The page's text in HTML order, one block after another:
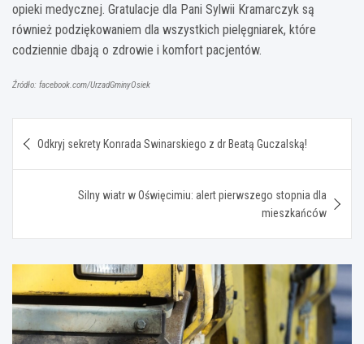
opieki medycznej. Gratulacje dla Pani Sylwii Kramarczyk są
również podziękowaniem dla wszystkich pielęgniarek, które
codziennie dbają o zdrowie i komfort pacjentów.
Źródło: facebook.com/UrzadGminyOsiek
wpisu
Odkryj sekrety Konrada Swinarskiego z dr Beatą Guczalską!
Silny wiatr w Oświęcimiu: alert pierwszego stopnia dla
mieszkańców